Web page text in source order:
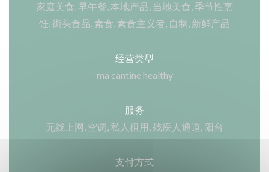
家庭美食, 早午餐, 本地产品, 当地美食, 季节性烹
饪, 街头食品, 素食, 素食主义者, 自制, 新鲜产品
经营类型
ma cantine healthy
服务
无线上网, 空调, 私人租用, 残疾人通道, 阳台
支付方式